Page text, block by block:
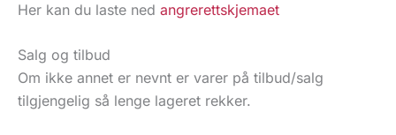
Her kan du laste ned angrerettskjemaet
Salg og tilbud
Om ikke annet er nevnt er varer på tilbud/salg
tilgjengelig så lenge lageret rekker.